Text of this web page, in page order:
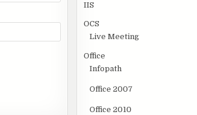
IIS
OCS
Live Meeting
Office
Infopath
Office 2007
Office 2010